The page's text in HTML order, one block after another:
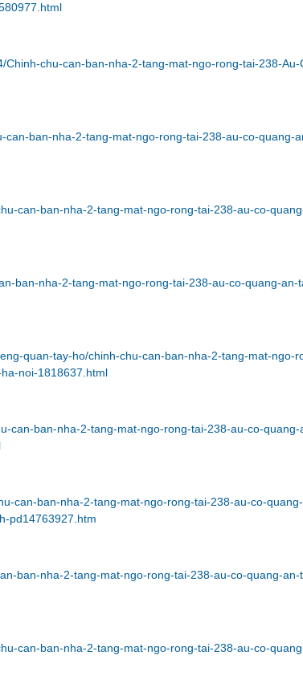
Chinh-chu-can-ban-nha-2-tang-mat-ngo-rong-tai-238-Au-
can-ban-nha-2-tang-mat-ngo-rong-tai-238-au-co-quang-
can-ban-nha-2-tang-mat-ngo-rong-tai-238-au-co-
ban-nha-2-tang-mat-ngo-rong-tai-238-au-co-quang-an-
quan-tay-ho/chinh-chu-can-ban-nha-2-tang-mat-ngo-
noi-1818637.html
can-ban-nha-2-tang-mat-ngo-rong-tai-238-au-co-quang-
can-ban-nha-2-tang-mat-ngo-rong-tai-238-au-co-
pd14763927.htm
ban-nha-2-tang-mat-ngo-rong-tai-238-au-co-quang-an-
can-ban-nha-2-tang-mat-ngo-rong-tai-238-au-co-